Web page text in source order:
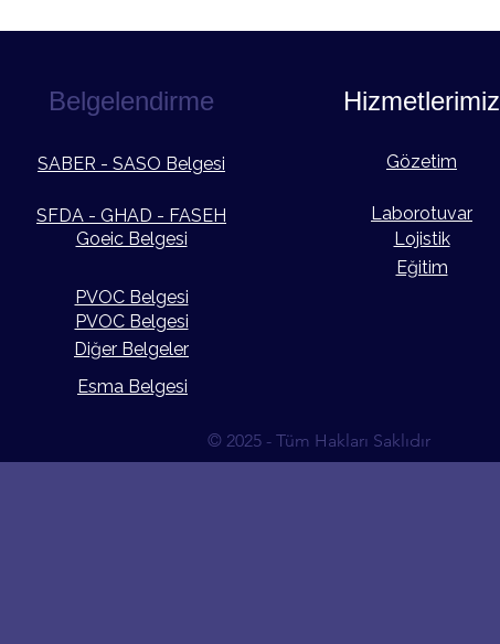
Belgelendirme Hizmetlerimiz
SABER - SASO Belgesi Gözetim
Goeic Belgesi
Laborotuvar
Lojistik
SFDA - GHAD - FASEH
Eğitim
PVOC Belgesi
PVOC Belgesi
Diğer Belgeler
Esma Belgesi
© 2025 - Tüm Hakları Saklıdır